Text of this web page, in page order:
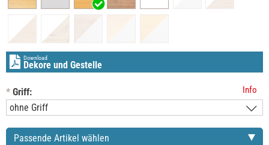
Download
Dekore und Gestelle
* Griff: Info
Passende Artikel wählen